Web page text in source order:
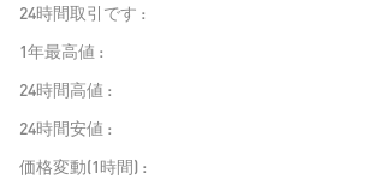
24時間取引です
1年最高値
24時間高値
24時間安値
価格変動(1時間)